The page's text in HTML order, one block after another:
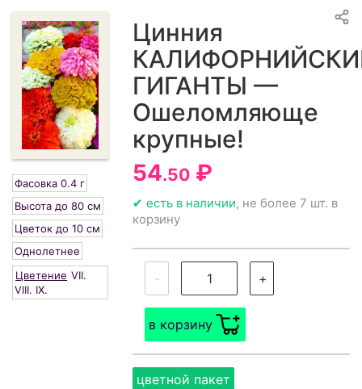
Фасовка 0.4 г
Высота до 80 см
Цветок до 10 см
Однолетнее
Цветение VII.
VIII. IX.
Цинния
ГИГАНТЫ —
Ошеломляюще
крупные!
54.50 ₽
✔ есть в наличии, не более 7 шт. в
корзину
- +
в корзину
цветной пакет